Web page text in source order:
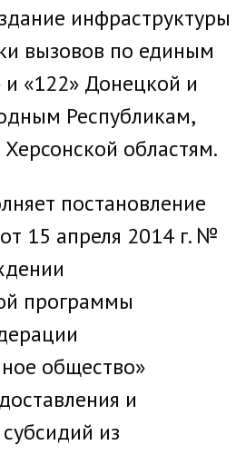
инфраструктуры
вызовов по единым
«122» Донецкой и
Республикам,
областям.
постановление
15 апреля 2014 г. №
программы
общество»
и
из